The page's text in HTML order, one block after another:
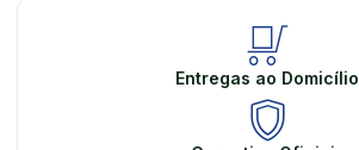
Entregas ao Domicílio